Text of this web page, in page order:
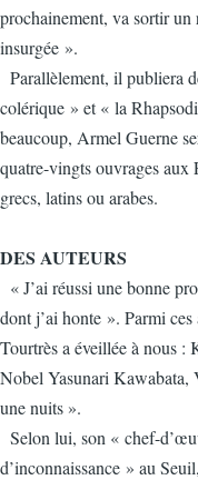
prochainement, va sortir un
insurgée ».
Parallèlement, il publiera
colérique » et « la
beaucoup, Armel Guerne
quatre-vingts ouvrages aux
grecs, latins ou arabes.
DES AUTEURS
« J’ai réussi une bonne
dont j’ai honte ». Parmi ces
Tourtrès a éveillée à nous
Nobel Yasunari
une nuits ».
Selon lui, son « chef-
d’inconnaissance » au